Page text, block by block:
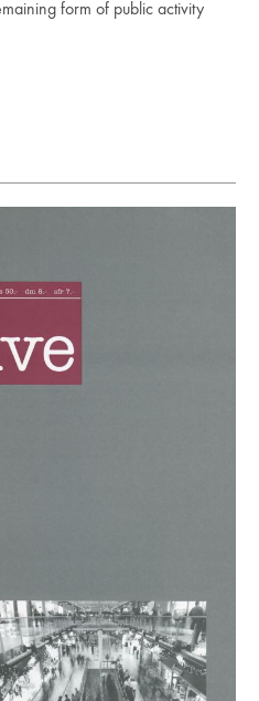
form of public activity